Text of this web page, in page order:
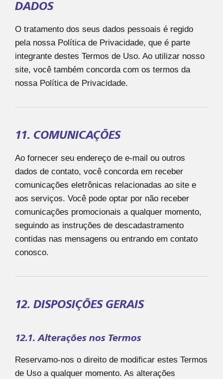
DADOS
O tratamento dos seus dados pessoais é regido
pela nossa Política de Privacidade, que é parte
integrante destes Termos de Uso. Ao utilizar nosso
site, você também concorda com os termos da
nossa Política de Privacidade.
11. COMUNICAÇÕES
Ao fornecer seu endereço de e-mail ou outros
dados de contato, você concorda em receber
comunicações eletrônicas relacionadas ao site e
aos serviços. Você pode optar por não receber
comunicações promocionais a qualquer momento,
seguindo as instruções de descadastramento
contidas nas mensagens ou entrando em contato
conosco.
12. DISPOSIÇÕES GERAIS
12.1. Alterações nos Termos
Reservamo-nos o direito de modificar estes Termos
de Uso a qualquer momento. As alterações